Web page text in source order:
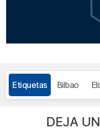
Etiquetas Bilbao
DEJA